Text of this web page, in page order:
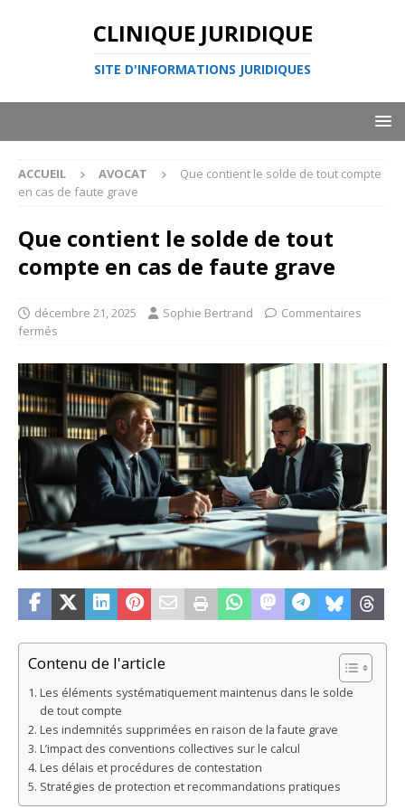
CLINIQUE JURIDIQUE
SITE D'INFORMATIONS JURIDIQUES
ACCUEIL AVOCAT
Que contient le solde de tout compte
en cas de faute grave
Que contient le solde de tout
compte en cas de faute grave
décembre 21, 2025 Sophie Bertrand
Commentaires
fermés
Contenu de l'article
Les éléments systématiquement maintenus dans le solde
de tout compte
Les indemnités supprimées en raison de la faute grave
L’impact des conventions collectives sur le calcul
Les délais et procédures de contestation
Stratégies de protection et recommandations pratiques